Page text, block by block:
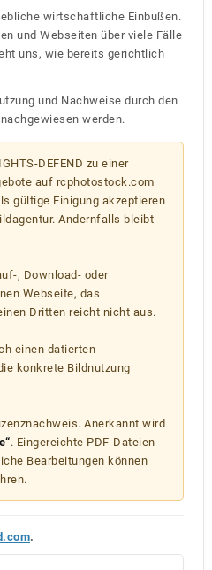
wirtschaftliche Einbußen.
und Webseiten über viele Fälle
uns, wie bereits gerichtlich
und Nachweise durch den
werden.
DEFEND zu einer
auf rcphotostock.com
gültige Einigung akzeptieren
Andernfalls bleibt
, Download- oder
Webseite, das
Dritten reicht nicht aus.
einen datierten
konkrete Bildnutzung
Anerkannt wird
. Eingereichte PDF-Dateien
Bearbeitungen können
.